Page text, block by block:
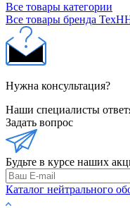
Все товары категории
Все товары бренда
Нужна консультация?
Наши специалисты
Задать вопрос
Будьте в курсе наших
Каталог нейтрального